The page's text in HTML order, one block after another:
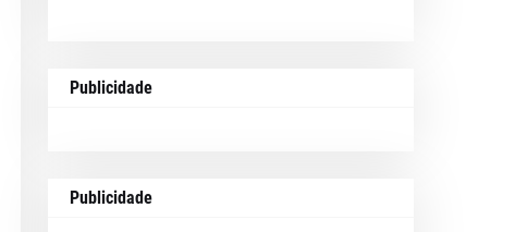
Publicidade
Publicidade